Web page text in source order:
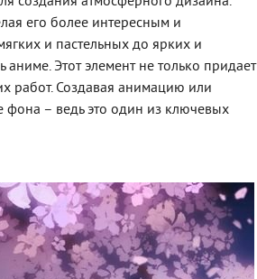
его более интересным и
и пастельных до ярких и
Этот элемент не только придает
работ. Создавая анимацию или
фона – ведь это один из ключевых